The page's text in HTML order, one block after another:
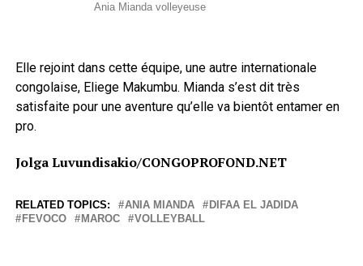
Ania Mianda volleyeuse
Elle rejoint dans cette équipe, une autre internationale
congolaise, Eliege Makumbu. Mianda s’est dit très
satisfaite pour une aventure qu’elle va bientôt entamer en
pro.
Jolga Luvundisakio/CONGOPROFOND.NET
RELATED TOPICS: ANIA MIANDA
DIFAA EL JADIDA
FEVOCO
MAROC VOLLEYBALL